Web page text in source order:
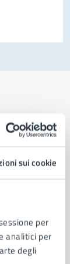
sui cookie
per
analitici per
degli